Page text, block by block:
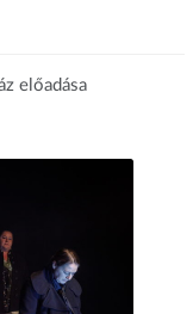
előadása